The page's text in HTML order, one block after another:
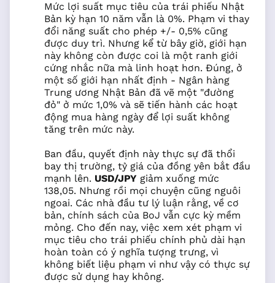
Mức lợi suất mục tiêu của trái phiếu Nhật
Bản kỳ hạn 10 năm vẫn là 0%. Phạm vi thay
đổi năng suất cho phép +/- 0,5% cũng
được duy trì. Nhưng kể từ bây giờ, giới hạn
này không còn được coi là một ranh giới
cứng nhắc nữa mà linh hoạt hơn. Đúng, ở
một số giới hạn nhất định - Ngân hàng
Trung ương Nhật Bản đã vẽ một "đường
đỏ" ở mức 1,0% và sẽ tiến hành các hoạt
động mua hàng ngày để lợi suất không
tăng trên mức này.
Ban đầu, quyết định này thực sự đã thổi
bay thị trường, tỷ giá của đồng yên bắt đầu
mạnh lên. USD/JPY giảm xuống mức
138,05. Nhưng rồi mọi chuyện cũng nguôi
ngoai. Các nhà đầu tư lý luận rằng, về cơ
bản, chính sách của BoJ vẫn cực kỳ mềm
mỏng. Cho đến nay, việc xem xét phạm vi
mục tiêu cho trái phiếu chính phủ dài hạn
hoàn toàn có ý nghĩa tượng trưng, vì
không biết liệu phạm vi như vậy có thực sự
được sử dụng hay không.